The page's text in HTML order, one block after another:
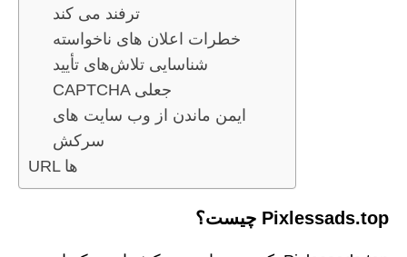
ترفند می کند
خطرات اعلان های ناخواسته
شناسایی تلاش‌های تأیید
CAPTCHA جعلی
ایمن ماندن از وب سایت های
سرکش
URL ها
Pixlessads.top چیست؟